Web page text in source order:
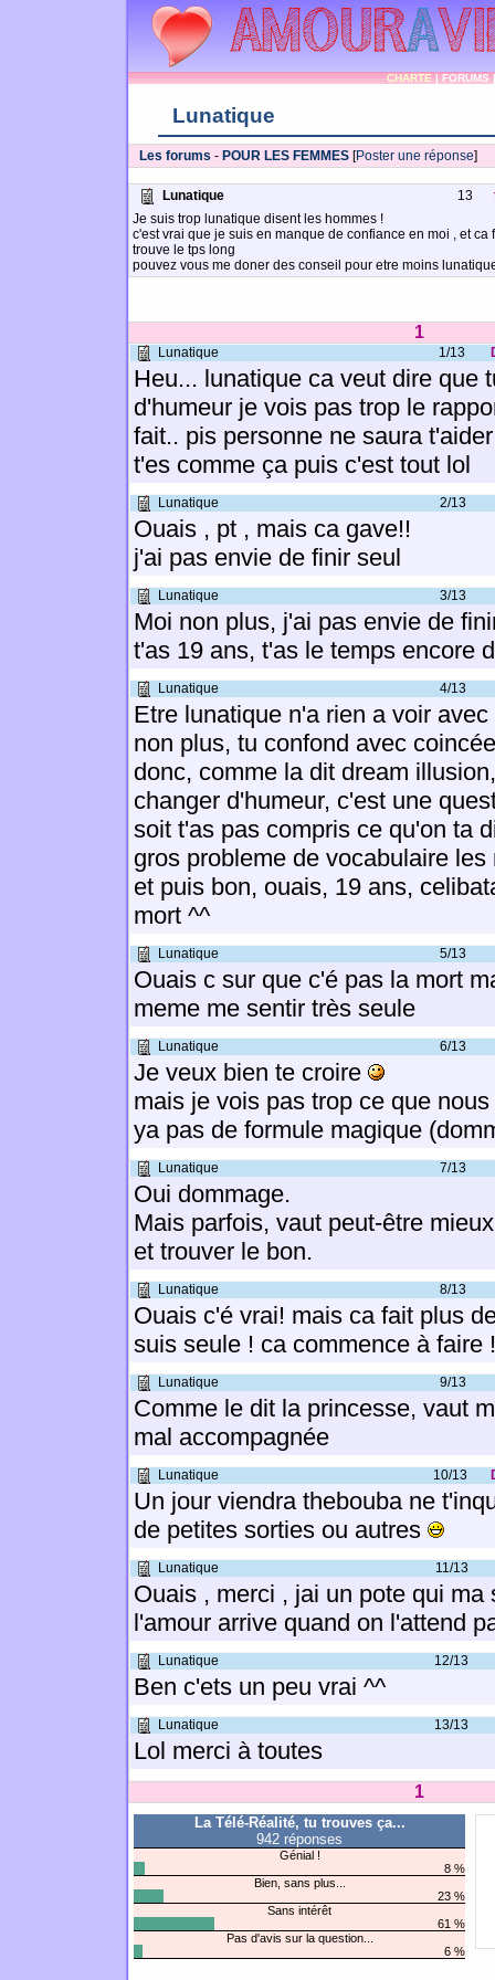
CHARTE|FORUMS
Lunatique
Les forums - POUR LES FEMMES [Poster une réponse]
Lunatique 13
Je suis trop lunatique disent les hommes !
c'est vrai que je suis en manque de confiance en moi , et
trouve le tps long
pouvez vous me doner des conseil pour etre moins
1
Lunatique 1/13
Heu... lunatique ca veut dire que
d'humeur je vois pas trop le
fait.. pis personne ne saura
t'es comme ça puis c'est tout lol
Lunatique 2/13
Ouais , pt , mais ca gave!!
j'ai pas envie de finir seul
Lunatique 3/13
Moi non plus, j'ai pas envie de
t'as 19 ans, t'as le temps encore
Lunatique 4/13
Etre lunatique n'a rien a voir
non plus, tu confond avec
donc, comme la dit dream
changer d'humeur, c'est une
soit t'as pas compris ce qu'on ta
gros probleme de vocabulaire les
et puis bon, ouais, 19 ans,
mort ^^
Lunatique 5/13
Ouais c sur que c'é pas la mort
meme me sentir très seule
Lunatique 6/13
Je veux bien te croire
mais je vois pas trop ce que
ya pas de formule magique
Lunatique 7/13
Oui dommage.
Mais parfois, vaut peut-être
et trouver le bon.
Lunatique 8/13
Ouais c'é vrai! mais ca fait plus
suis seule ! ca commence à faire !
Lunatique 9/13
Comme le dit la princesse, vaut
mal accompagnée
Lunatique 10/13
Un jour viendra thebouba ne
de petites sorties ou autres
Lunatique 11/13
Ouais , merci , jai un pote qui ma
l'amour arrive quand on l'attend
Lunatique 12/13
Ben c'ets un peu vrai ^^
Lunatique 13/13
Lol merci à toutes
1
La Télé-Réalité, tu trouves ça...
942 réponses
Génial !
8 %
Bien, sans plus...
23 %
Sans intérêt
61 %
Pas d'avis sur la question...
6 %